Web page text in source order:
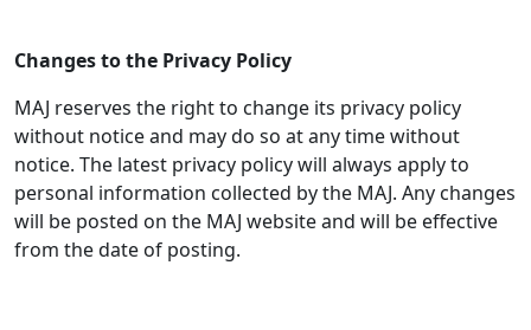
Changes to the Privacy Policy
MAJ reserves the right to change its privacy policy
without notice and may do so at any time without
notice. The latest privacy policy will always apply to
personal information collected by the MAJ. Any changes
will be posted on the MAJ website and will be effective
from the date of posting.